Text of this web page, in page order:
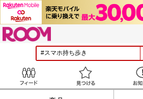
見つける